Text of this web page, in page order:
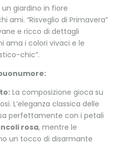
giardino in fiore
“Risveglio di Primavera”
e ricco di dettagli
ama i colori vivaci e le
chic”.
La composizione gioca su
L’eleganza classica delle
perfettamente con i petali
rosa, mentre le
un tocco di disarmante